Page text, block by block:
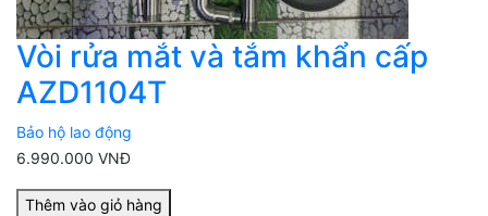
Vòi rửa mắt và tắm khẩn cấp
AZD1104T
Bảo hộ lao động
6.990.000 VNĐ
Thêm vào giỏ hàng